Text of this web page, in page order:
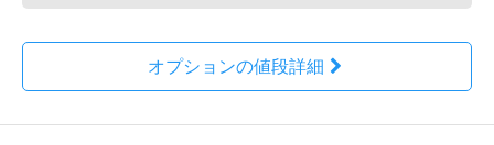
オプションの値段詳細